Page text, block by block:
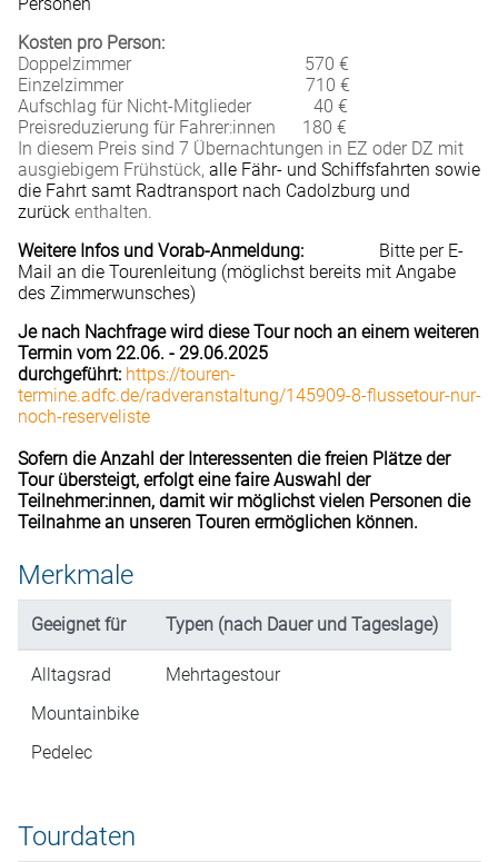
Kosten pro Person:
Doppelzimmer 570 €
Einzelzimmer 710 €
Aufschlag für Nicht-Mitglieder 40 €
Preisreduzierung für Fahrer:innen 180 €
In diesem Preis sind 7 Übernachtungen in EZ oder DZ mit
ausgiebigem Frühstück, alle Fähr- und Schiffsfahrten sowie
die Fahrt samt Radtransport nach Cadolzburg und
zurück enthalten.
Weitere Infos und Vorab-Anmeldung: Bitte per E-
Mail an die Tourenleitung (möglichst bereits mit Angabe
des Zimmerwunsches)
Je nach Nachfrage wird diese Tour noch an einem weiteren
Termin vom 22.06. - 29.06.2025
durchgeführt: https://touren-
termine.adfc.de/radveranstaltung/145909-8-flussetour-nur-
noch-reserveliste
Sofern die Anzahl der Interessenten die freien Plätze der
Tour übersteigt, erfolgt eine faire Auswahl der
Teilnehmer:innen, damit wir möglichst vielen Personen die
Teilnahme an unseren Touren ermöglichen können.
Merkmale
Geeignet für Typen (nach Dauer und Tageslage)
Alltagsrad
Mountainbike
Pedelec
Mehrtagestour
Tourdaten